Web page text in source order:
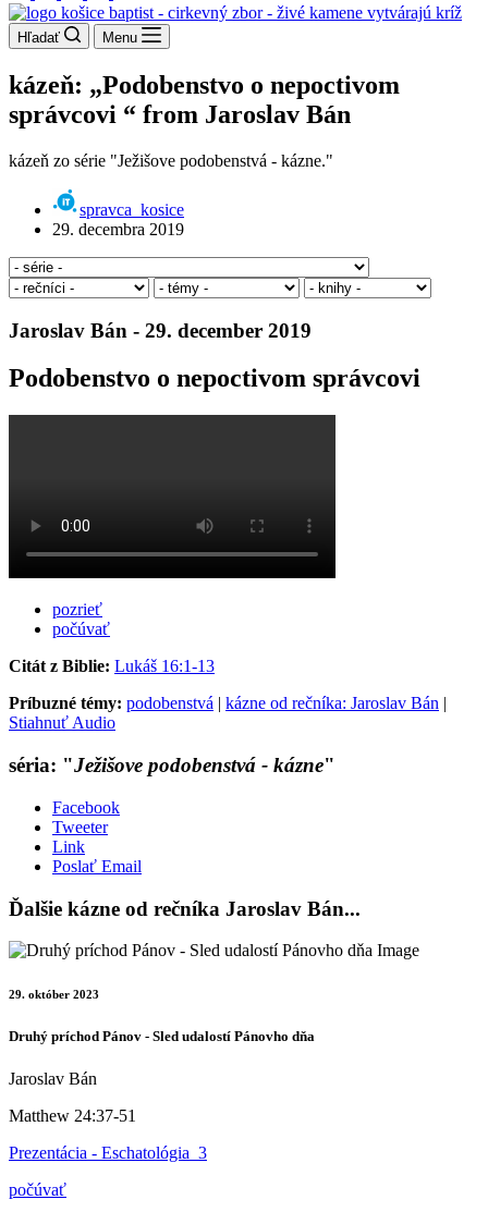
Hľadať Menu
kázeň: „Podobenstvo o nepoctivom
správcovi “ from Jaroslav Bán
kázeň zo série "Ježišove podobenstvá - kázne."
spravca_kosice
29. decembra 2019
Jaroslav Bán - 29. december 2019
Podobenstvo o nepoctivom správcovi
pozrieť
počúvať
Citát z Biblie: Lukáš 16:1-13
Príbuzné témy: podobenstvá | kázne od rečníka: Jaroslav Bán |
Stiahnuť Audio
séria: "Ježišove podobenstvá - kázne"
Facebook
Tweeter
Link
Poslať Email
Ďalšie kázne od rečníka Jaroslav Bán...
29. október 2023
Druhý príchod Pánov - Sled udalostí Pánovho dňa
Jaroslav Bán
Matthew 24:37-51
Prezentácia - Eschatológia_3
počúvať